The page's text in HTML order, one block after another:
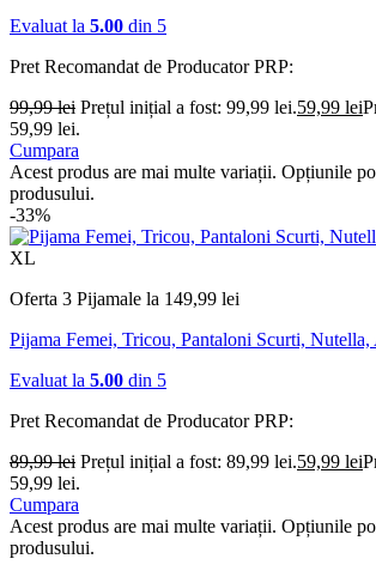
Evaluat la 5.00 din 5
Pret Recomandat de ProducatorPRP:
99,99lei Prețul inițial a fost: 99,99 lei.59,99 lei
59,99 lei.
Cumpara
Acest produs are mai multe variații. Opțiunile
produsului.
-33%
XL
Oferta 3 Pijamale la 149,99 lei
Pijama Femei, Tricou, Pantaloni Scurti,
Evaluat la 5.00 din 5
Pret Recomandat de ProducatorPRP:
89,99lei Prețul inițial a fost: 89,99 lei.59,99 lei
59,99 lei.
Cumpara
Acest produs are mai multe variații. Opțiunile
produsului.